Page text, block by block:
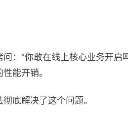
：“你敢在线上核心业务开启
能开销。
彻底解决了这个问题。